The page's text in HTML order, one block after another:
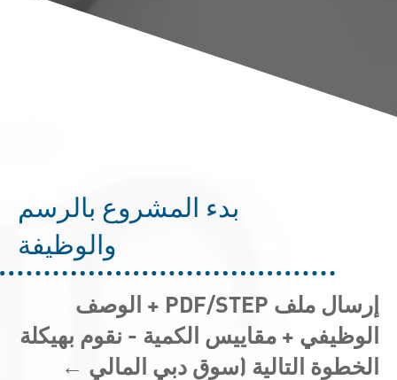
بدء المشروع بالرسم
والوظيفة
إرسال ملف PDF/STEP + الوصف
الوظيفي + مقاييس الكمية - نقوم بهيكلة
الخطوة التالية (سوق دبي المالي ←